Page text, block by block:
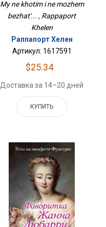
My ne khotim i ne mozhem
bezhat'... , Rappaport
Khelen
Раппапорт Хелен
Артикул: 1617591
$25.34
Доставка за 14–20 дней
КУПИТЬ